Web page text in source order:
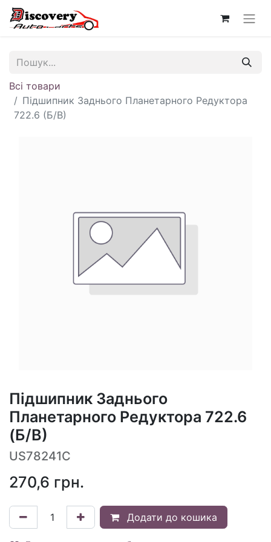
Всі товари
Підшипник Заднього Планетарного Редуктора
722.6 (Б/В)
Підшипник Заднього
Планетарного Редуктора 722.6
(Б/В)
US78241C
270,6 грн.
Додати до кошика